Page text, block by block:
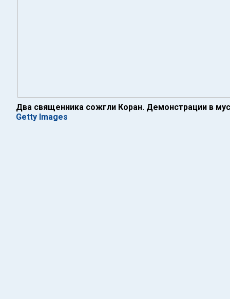
Два священника сожгли Коран. Демонстрации в
Getty Images